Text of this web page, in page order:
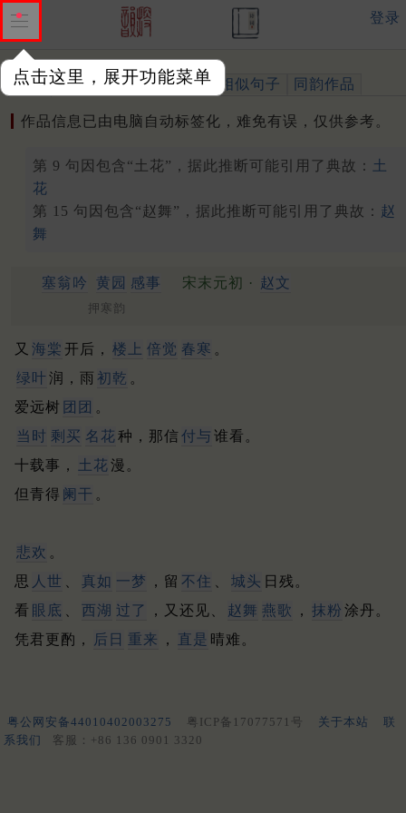
点击这里，展开功能菜单
登录
作品 标注四声 出处、引用 相似句子 同韵作品
作品信息已由电脑自动标签化，难免有误，仅供参考。
第 9 句因包含“土花”，据此推断可能引用了典故： 土
花
第 15 句因包含“赵舞”，据此推断可能引用了典故： 赵
舞
塞翁吟 黄园 感事 宋末元初 · 赵文
押寒韵
又 海棠 开后， 楼上 倍觉 春寒 。
绿叶润，雨 初乾 。
爱远树 团团 。
当时 剩买 名花种，那信付与 谁看。
十载事，
土花漫。
但青得 阑干 。
悲欢 。
思 人世 真如 一梦 ，留 不住 城头 日残。
看 眼底 西湖 过了 ，又还见、 赵舞 燕歌 ， 抹粉 涂丹。
凭君更酌，
后日 重来 ， 直是 晴难。
粤公网安备44010402003275 粤ICP备17077571号 关于本站
联
系我们
客服：+86 136 0901 3320